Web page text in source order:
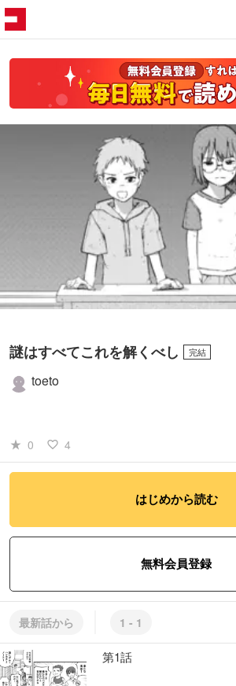
謎はすべてこれを解くべし 完結
toeto
star_rate 0 favorite_border 4
はじめから読む
無料会員登録
最新話から 1 - 1
第1話